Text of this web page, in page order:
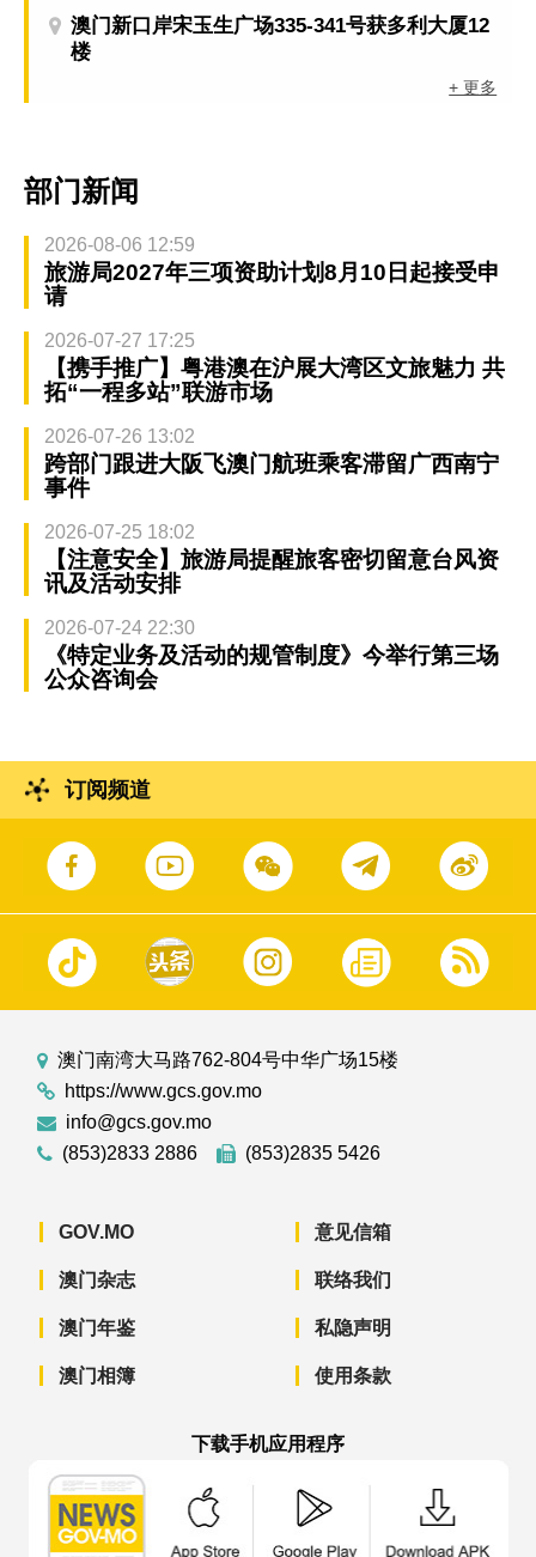
澳门新口岸宋玉生广场335-341号获多利大厦12
楼
+ 更多
部门新闻
2026-08-06 12:59
旅游局2027年三项资助计划8月10日起接受申
请
2026-07-27 17:25
【携手推广】粤港澳在沪展大湾区文旅魅力 共
拓“一程多站”联游市场
2026-07-26 13:02
跨部门跟进大阪飞澳门航班乘客滞留广西南宁
事件
2026-07-25 18:02
【注意安全】旅游局提醒旅客密切留意台风资
讯及活动安排
2026-07-24 22:30
《特定业务及活动的规管制度》今举行第三场
公众咨询会
订阅频道
澳门南湾大马路762-804号中华广场15楼
https://www.gcs.gov.mo
info@gcs.gov.mo
(853)2833 2886
(853)2835 5426
GOV.MO
澳门杂志
澳门年鉴
澳门相簿
意见信箱
联络我们
私隐声明
使用条款
下载手机应用程序